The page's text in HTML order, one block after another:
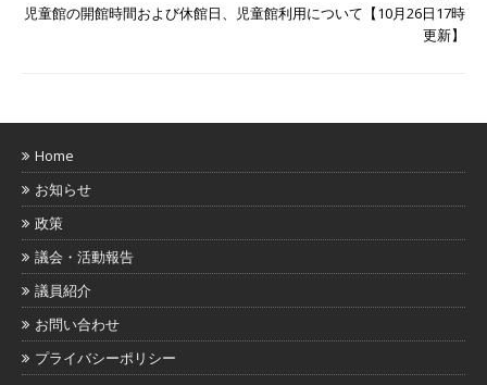
児童館の開館時間および休館日、児童館利用について【10月26日17時
更新】
Home
お知らせ
政策
議会・活動報告
議員紹介
お問い合わせ
プライバシーポリシー